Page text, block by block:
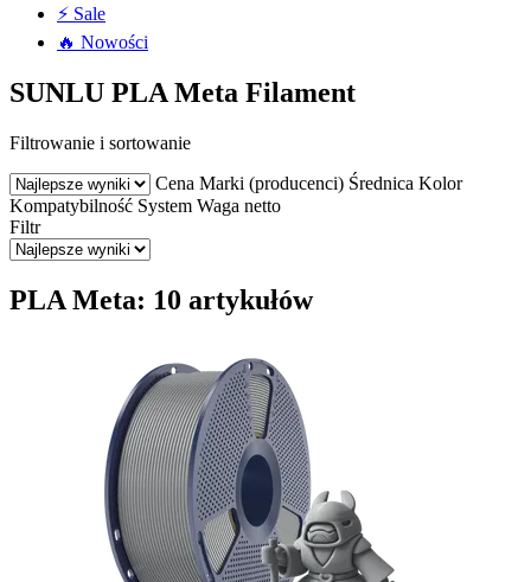
⚡ Sale
🔥 Nowości
SUNLU PLA Meta Filament
Filtrowanie i sortowanie
Cena Marki (producenci) Średnica Kolor
Kompatybilność System Waga netto
Filtr
PLA Meta: 10 artykułów